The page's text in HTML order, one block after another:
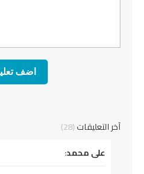
آخر التعليقات(28)
يقول
على محمد: